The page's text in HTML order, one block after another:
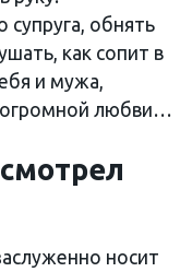
супруга, обнять
как сопит в
и мужа,
любви…
носит